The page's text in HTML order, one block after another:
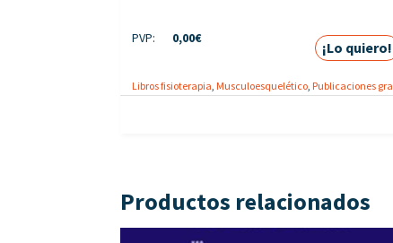
PVP: 0,00€
¡Lo quiero!
Libros fisioterapia Musculoesquelético Publicaciones gratuitas
Productos relacionados